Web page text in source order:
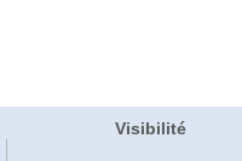
Visibilité